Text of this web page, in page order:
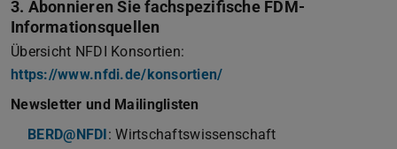
3. Abonnieren Sie fachspezifische FDM-
Informationsquellen
Übersicht NFDI Konsortien:
https://www.nfdi.de/konsortien/
Newsletter und Mailinglisten
BERD@NFDI: Wirtschaftswissenschaft